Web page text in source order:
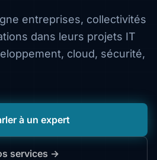
entreprises, collectivités
dans leurs projets IT
cloud, sécurité,
à un expert
services →